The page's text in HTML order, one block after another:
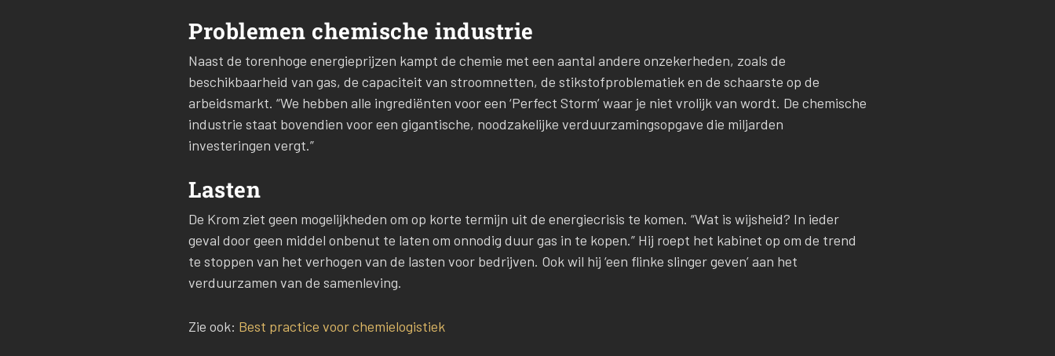
Problemen chemische industrie
Naast de torenhoge energieprijzen kampt de chemie met een aantal andere onzekerheden, zoals de
beschikbaarheid van gas, de capaciteit van stroomnetten, de stikstofproblematiek en de schaarste op de
arbeidsmarkt. “We hebben alle ingrediënten voor een ‘Perfect Storm’ waar je niet vrolijk van wordt. De chemische
industrie staat bovendien voor een gigantische, noodzakelijke verduurzamingsopgave die miljarden
investeringen vergt.”
Lasten
De Krom ziet geen mogelijkheden om op korte termijn uit de energiecrisis te komen. “Wat is wijsheid? In ieder
geval door geen middel onbenut te laten om onnodig duur gas in te kopen.” Hij roept het kabinet op om de trend
te stoppen van het verhogen van de lasten voor bedrijven. Ook wil hij ‘een flinke slinger geven’ aan het
verduurzamen van de samenleving.
Zie ook: Best practice voor chemielogistiek